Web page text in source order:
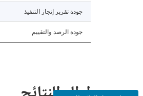
جودة تقرير إنجاز التنفيذ
جودة الرصد والتقييم